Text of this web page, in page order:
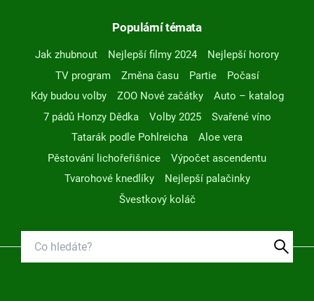
Populární témata
Jak zhubnout Nejlepší filmy 2024
Nejlepší horory
TV program
Změna času Partie
Počasí
Kdy budou volby
ZOO Nové začátky
Auto – katalog
7 pádů Honzy Dědka
Volby 2025
Svařené víno
Tatarák podle Pohlreicha
Aloe vera
Pěstování lichořeřišnice
Výpočet ascendentu
Tvarohové knedlíky
Nejlepší palačinky
Švestkový koláč